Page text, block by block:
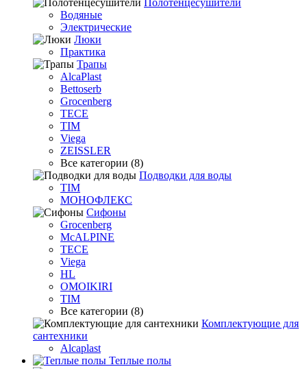
Полотенцесушители
Водяные
Электрические
Люки
Практика
Трапы
AlcaPlast
Bettoserb
Grocenberg
TECE
TIM
Viega
ZEISSLER
Все категории (8)
Подводки для воды
TIM
МОНОФЛЕКС
Сифоны
Grocenberg
McALPINE
TECE
Viega
HL
OMOIKIRI
TIM
Все категории (8)
Комплектующие для
сантехники
Alcaplast
Теплые полы